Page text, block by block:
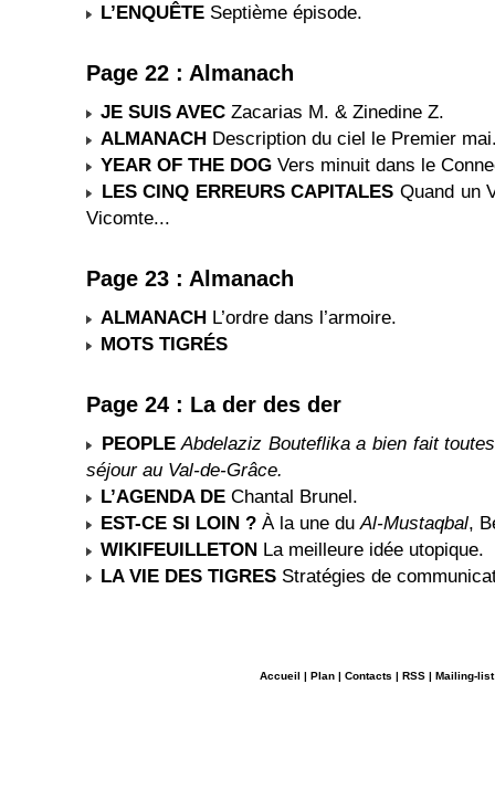
L’ENQUÊTE Septième épisode.
Page 22 : Almanach
JE SUIS AVEC Zacarias M. & Zinedine Z.
ALMANACH Description du ciel le Premier
YEAR OF THE DOG Vers minuit dans le
LES CINQ ERREURS CAPITALES Quand un
Vicomte...
Page 23 : Almanach
ALMANACH L’ordre dans l’armoire.
MOTS TIGRÉS
Page 24 : La der des der
PEOPLE Abdelaziz Bouteflika a bien fait
séjour au Val-de-Grâce.
L’AGENDA DE Chantal Brunel.
EST-CE SI LOIN ? À la une duAl-Mustaqbal,
WIKIFEUILLETON La meilleure idée utopique.
LA VIE DES TIGRES Stratégies de
Accueil | Plan | Contacts | RSS | Mailing-list